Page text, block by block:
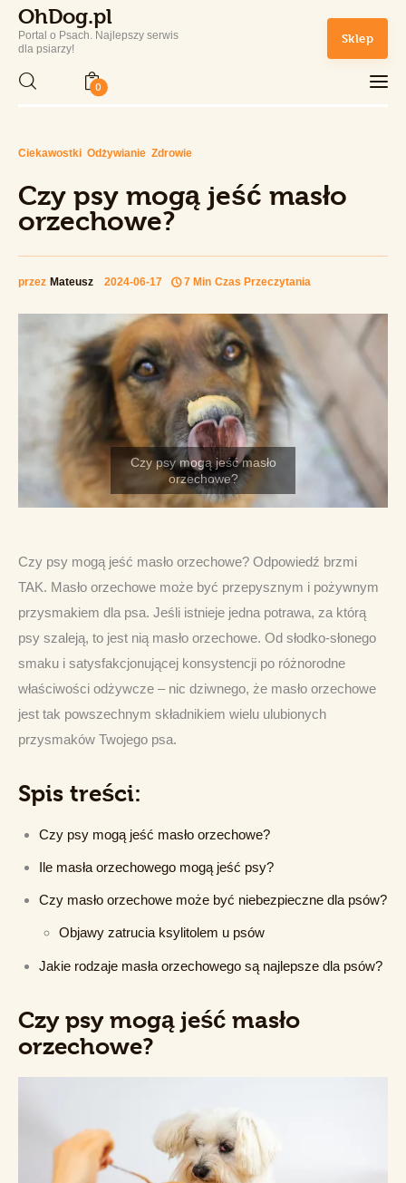
OhDog.pl
Portal o Psach. Najlepszy serwis
dla psiarzy!
Sklep
0
Czy psy mogą jeść masło orzechowe?
Udostępnij Wpis
Portal o Psach. Najlepszy serwis dla psiarzy!
Home
Rasy Psów
Sport
Lifestyle
Ciekawostki Odżywianie Zdrowie
Czy psy mogą jeść masło
orzechowe?
przez Mateusz 2024-06-17 7 Min Czas Przeczytania
Czy psy mogą jeść masło orzechowe? Odpowiedź brzmi
TAK. Masło orzechowe może być przepysznym i pożywnym
przysmakiem dla psa. Jeśli istnieje jedna potrawa, za którą
psy szaleją, to jest nią masło orzechowe. Od słodko-słonego
smaku i satysfakcjonującej konsystencji po różnorodne
właściwości odżywcze – nic dziwnego, że masło orzechowe
jest tak powszechnym składnikiem wielu ulubionych
przysmaków Twojego psa.
Spis treści:
Czy psy mogą jeść masło orzechowe?
Ile masła orzechowego mogą jeść psy?
Czy masło orzechowe może być niebezpieczne dla psów?
Objawy zatrucia ksylitolem u psów
Jakie rodzaje masła orzechowego są najlepsze dla psów?
Czy psy mogą jeść masło
orzechowe?